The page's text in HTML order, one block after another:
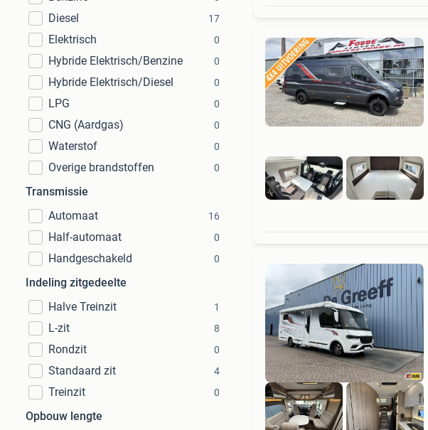
Diesel 17
Elektrisch 0
Hybride Elektrisch/Benzine 0
Hybride Elektrisch/Diesel 0
LPG 0
CNG (Aardgas) 0
Waterstof 0
Overige brandstoffen 0
Transmissie
Automaat
16
Half-automaat 0
Handgeschakeld 0
Indeling zitgedeelte
Halve Treinzit
1
L-zit 8
Rondzit 0
Standaard zit 4
Treinzit 0
Opbouw lengte